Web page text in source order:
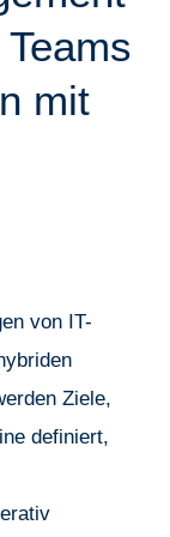
mit
von IT-
Ziele,
definiert,